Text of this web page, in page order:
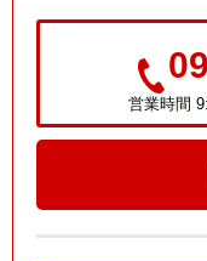
営業時間